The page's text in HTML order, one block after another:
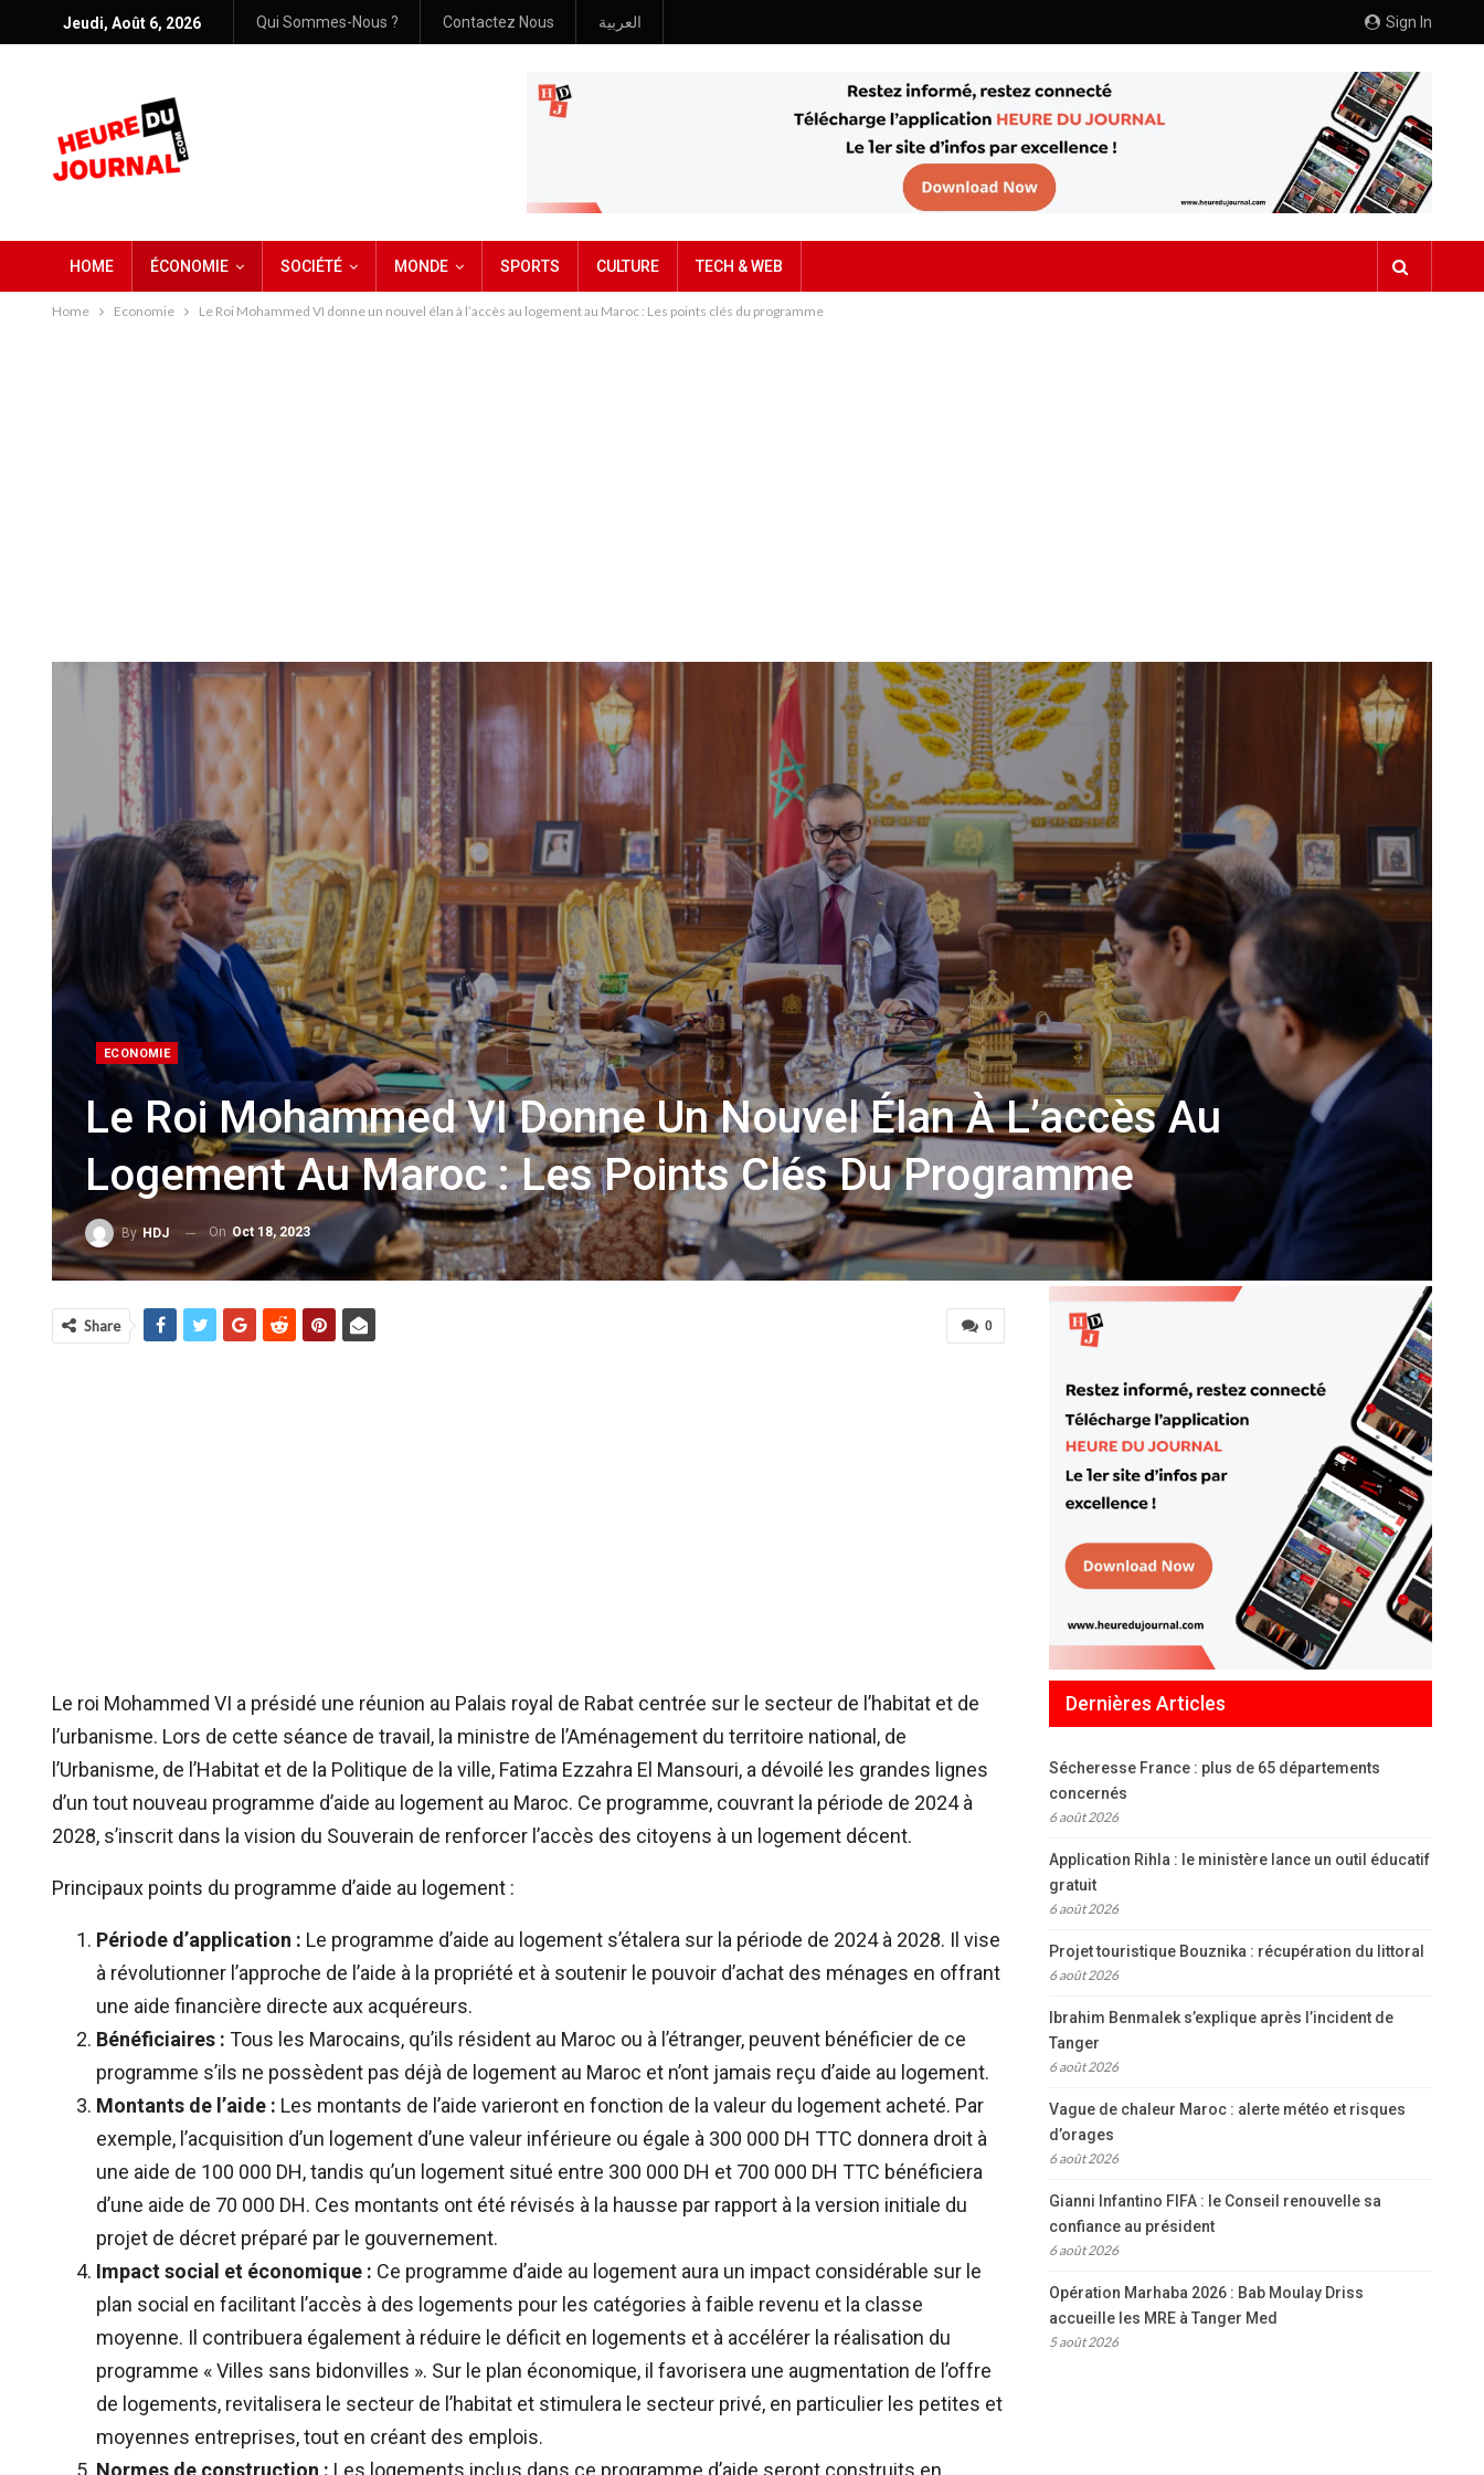
Sign In
Jeudi, Août 6, 2026 Qui Sommes-Nous ? Contactez Nous العربية
HOME ÉCONOMIE SOCIÉTÉ MONDE SPORTS CULTURE TECH & WEB
Home Economie Le Roi Mohammed VI donne un nouvel élan à l’accès au logement au Maroc : Les points clés du programme
ECONOMIE
Le Roi Mohammed VI Donne Un Nouvel Élan À L’accès Au
Logement Au Maroc : Les Points Clés Du Programme
By HDJ On Oct 18, 2023
0
Share
Le roi Mohammed VI a présidé une réunion au Palais royal de Rabat centrée sur le secteur de l’habitat et de
l’urbanisme. Lors de cette séance de travail, la ministre de l’Aménagement du territoire national, de
l’Urbanisme, de l’Habitat et de la Politique de la ville, Fatima Ezzahra El Mansouri, a dévoilé les grandes lignes
d’un tout nouveau programme d’aide au logement au Maroc. Ce programme, couvrant la période de 2024 à
2028, s’inscrit dans la vision du Souverain de renforcer l’accès des citoyens à un logement décent.
Principaux points du programme d’aide au logement :
Période d’application : Le programme d’aide au logement s’étalera sur la période de 2024 à 2028. Il vise
à révolutionner l’approche de l’aide à la propriété et à soutenir le pouvoir d’achat des ménages en offrant
une aide financière directe aux acquéreurs.
Bénéficiaires : Tous les Marocains, qu’ils résident au Maroc ou à l’étranger, peuvent bénéficier de ce
programme s’ils ne possèdent pas déjà de logement au Maroc et n’ont jamais reçu d’aide au logement.
Montants de l’aide : Les montants de l’aide varieront en fonction de la valeur du logement acheté. Par
exemple, l’acquisition d’un logement d’une valeur inférieure ou égale à 300 000 DH TTC donnera droit à
une aide de 100 000 DH, tandis qu’un logement situé entre 300 000 DH et 700 000 DH TTC bénéficiera
d’une aide de 70 000 DH. Ces montants ont été révisés à la hausse par rapport à la version initiale du
projet de décret préparé par le gouvernement.
Impact social et économique : Ce programme d’aide au logement aura un impact considérable sur le
plan social en facilitant l’accès à des logements pour les catégories à faible revenu et la classe
moyenne. Il contribuera également à réduire le déficit en logements et à accélérer la réalisation du
programme « Villes sans bidonvilles ». Sur le plan économique, il favorisera une augmentation de l’offre
de logements, revitalisera le secteur de l’habitat et stimulera le secteur privé, en particulier les petites et
moyennes entreprises, tout en créant des emplois.
Normes de construction : Les logements inclus dans ce programme d’aide seront construits en
Dernières Articles
Sécheresse France : plus de 65 départements
concernés
6 août 2026
Application Rihla : le ministère lance un outil éducatif
gratuit
6 août 2026
Projet touristique Bouznika : récupération du littoral
6 août 2026
Ibrahim Benmalek s’explique après l’incident de
Tanger
6 août 2026
Vague de chaleur Maroc : alerte météo et risques
d’orages
6 août 2026
Gianni Infantino FIFA : le Conseil renouvelle sa
confiance au président
6 août 2026
Opération Marhaba 2026 : Bab Moulay Driss
accueille les MRE à Tanger Med
5 août 2026